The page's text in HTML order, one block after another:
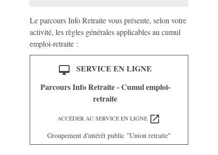
Le parcours Info Retraite vous présente, selon votre
activité, les règles générales applicables au cumul
emploi-retraite :
desktop_mac
SERVICE EN LIGNE
Parcours Info Retraite - Cumul emploi-
retraite
ACCÉDER AU SERVICE EN LIGNE open_in_new
Groupement d'intérêt public "Union retraite"